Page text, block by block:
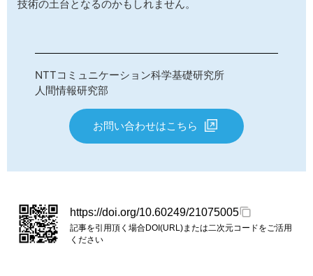
技術の土台となるのかもしれません。
NTTコミュニケーション科学基礎研究所
人間情報研究部
お問い合わせはこちら
https://doi.org/10.60249/21075005
記事を引用頂く場合DOI(URL)または二次元コードをご活用
ください